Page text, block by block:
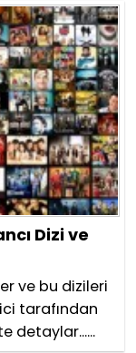
Dizi ve
ve bu dizileri
tarafından
detaylar......